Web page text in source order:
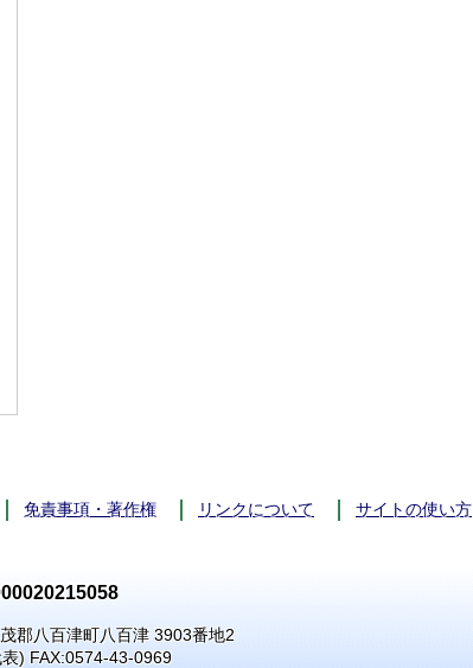
免責事項・著作権 リンクについて サイトの使い方
郡八百津町八百津 3903番地2
) FAX:0574-43-0969